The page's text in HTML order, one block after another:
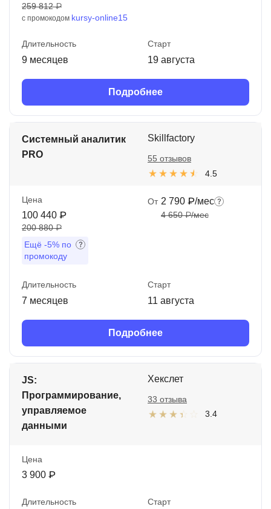
259 812 ₽
с промокодом kursy-online15
Длительность
9 месяцев
Старт
19 августа
Подробнее
Системный аналитик
PRO
Skillfactory
4.5
55 отзывов
Цена
100 440 ₽
200 880 ₽
Ещё -5% по
промокоду
От 2 790 ₽/мес
4 650 ₽/мес
Длительность
7 месяцев
Старт
11 августа
Подробнее
JS:
Программирование,
управляемое
данными
Хекслет
3.4
33 отзыва
Цена
3 900 ₽
Длительность Старт